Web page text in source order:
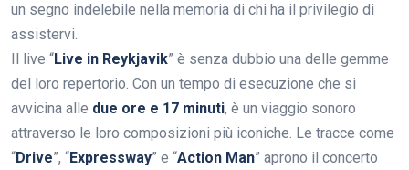
un segno indelebile nella memoria di chi ha il privilegio di
assistervi.
Il live “Live in Reykjavik” è senza dubbio una delle gemme
del loro repertorio. Con un tempo di esecuzione che si
avvicina alle due ore e 17 minuti, è un viaggio sonoro
attraverso le loro composizioni più iconiche. Le tracce come
“Drive”, “Expressway” e “Action Man” aprono il concerto